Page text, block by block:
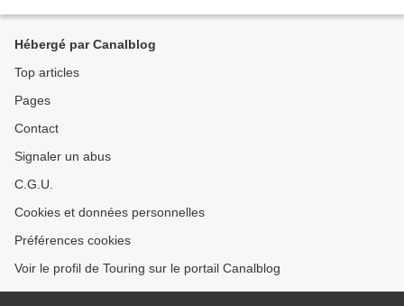
Hébergé par Canalblog
Top articles
Pages
Contact
Signaler un abus
C.G.U.
Cookies et données personnelles
Préférences cookies
Voir le profil de Touring sur le portail Canalblog